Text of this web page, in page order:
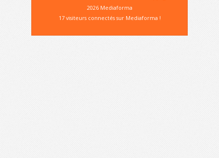
2026 Mediaforma
17 visiteurs connectés sur Mediaforma !